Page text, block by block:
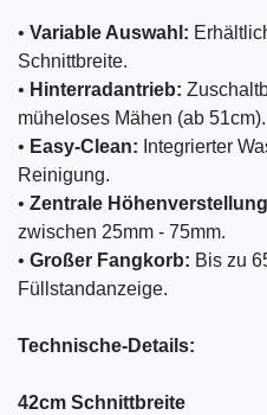
• Variable Auswahl:
Schnittbreite.
• Hinterradantrieb:
müheloses Mähen (ab 51cm).
• Easy-Clean: Integrierter
Reinigung.
• Zentrale
zwischen 25mm - 75mm.
• Großer Fangkorb: Bis zu
Füllstandanzeige.
Technische-Details:
42cm Schnittbreite